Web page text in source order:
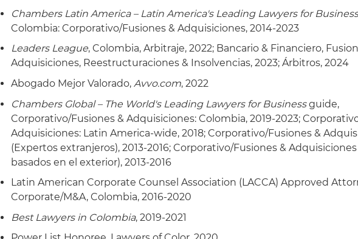
Chambers Latin America – Latin America's Leading Lawyers for
Colombia: Corporativo/Fusiones & Adquisiciones, 2014-2023
Leaders League, Colombia, Arbitraje, 2022; Bancario & Financiero,
Adquisiciones, Reestructuraciones & Insolvencias, 2023; Árbitros, 2024
Abogado Mejor Valorado,Avvo.com, 2022
Chambers Global – The World's Leading Lawyers for Businessguide,
Corporativo/Fusiones & Adquisiciones: Colombia, 2019-2023;
Adquisiciones: Latin America-wide, 2018; Corporativo/Fusiones &
(Expertos extranjeros), 2013-2016; Corporativo/Fusiones &
basados en el exterior), 2013-2016
Latin American Corporate Counsel Association (LACCA) Approved
Corporate/M&A, Colombia, 2016-2020
Best Lawyers in Colombia, 2019-2021